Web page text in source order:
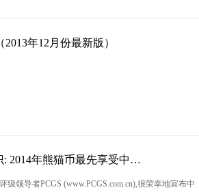
年12月份最新版）
: 2014年熊猫币最先享受中…
级领导者PCGS (www.PCGS.com.cn),很荣幸地宣布中